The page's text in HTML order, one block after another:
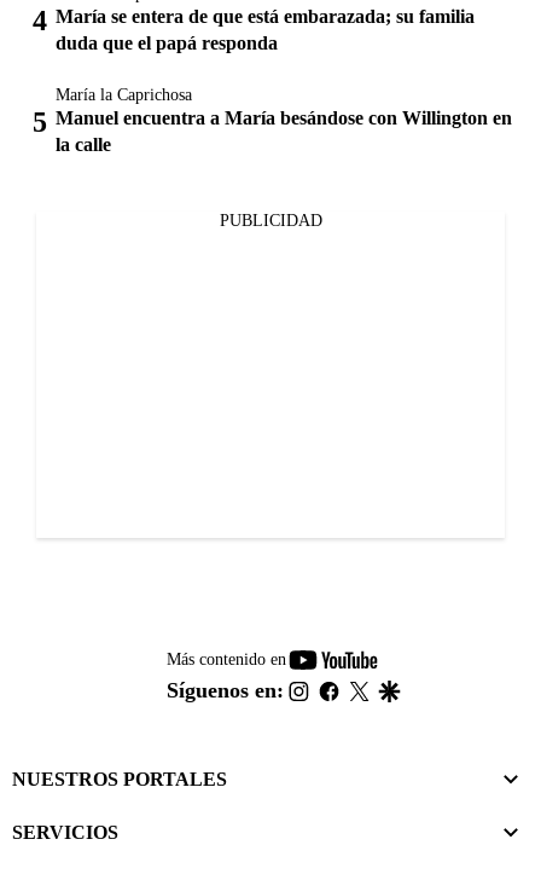
María se entera de que está embarazada; su familia
duda que el papá responda
María la Caprichosa
Manuel encuentra a María besándose con Willington en
la calle
PUBLICIDAD
Más contenido en
youtube-
footer
Síguenos en: instagram
facebook
twitter
NUESTROS PORTALES
SERVICIOS